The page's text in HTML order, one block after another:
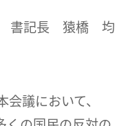
書記長 猿橋 均
議において、